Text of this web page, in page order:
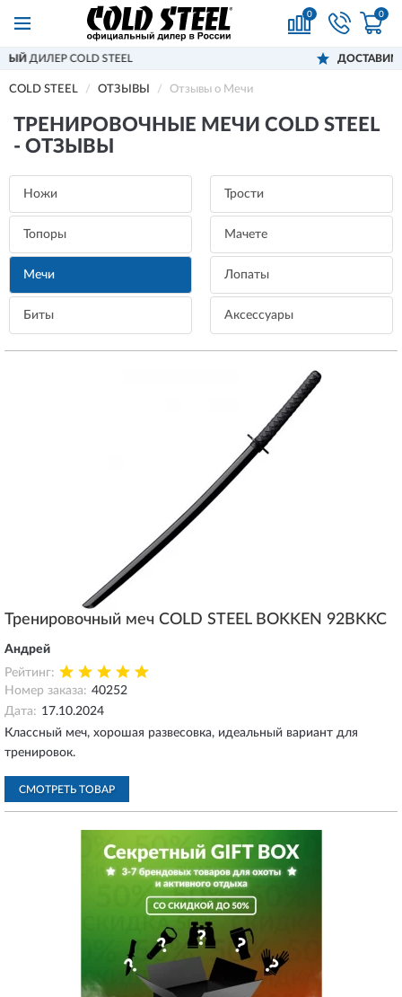
0 0
ПО ВСЕЙ РОССИИ
COLD STEEL ОТЗЫВЫ Отзывы о Мечи
ТРЕНИРОВОЧНЫЕ МЕЧИ COLD STEEL
- ОТЗЫВЫ
Ножи Трости
Топоры Мачете
Мечи Лопаты
Биты Аксессуары
Тренировочный меч COLD STEEL BOKKEN 92BKKC
Андрей
Рейтинг:
Номер заказа: 40252
Дата: 17.10.2024
Классный меч, хорошая развесовка, идеальный вариант для
тренировок.
СМОТРЕТЬ ТОВАР